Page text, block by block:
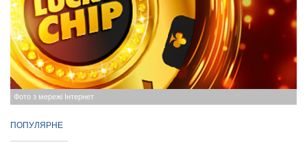
Фото з мережі Інтернет
ПОПУЛЯРНЕ